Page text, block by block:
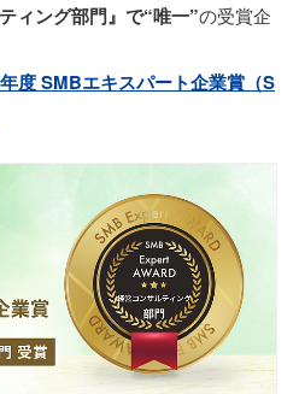
ィング部門』で“唯一”の受賞企
度 SMBエキスパート企業賞（S